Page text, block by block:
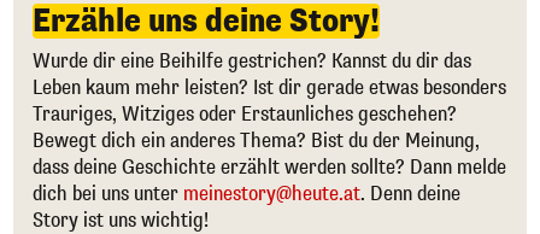
Erzähle uns deine Story!
Wurde dir eine Beihilfe gestrichen? Kannst du dir das
Leben kaum mehr leisten? Ist dir gerade etwas besonders
Trauriges, Witziges oder Erstaunliches geschehen?
Bewegt dich ein anderes Thema? Bist du der Meinung,
dass deine Geschichte erzählt werden sollte? Dann melde
dich bei uns unter meinestory@heute.at. Denn deine
Story ist uns wichtig!